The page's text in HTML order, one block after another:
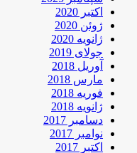
اکتبر 2020
ژوئن 2020
ژانویه 2020
جولای 2019
آوریل 2018
مارس 2018
فوریه 2018
ژانویه 2018
دسامبر 2017
نوامبر 2017
اکتبر 2017